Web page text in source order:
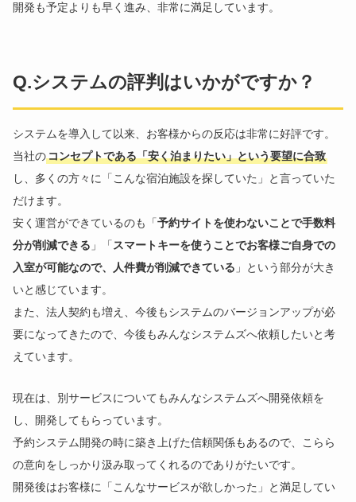
開発も予定よりも早く進み、非常に満足しています。
Q.システムの評判はいかがですか？
システムを導入して以来、お客様からの反応は非常に好評です。
当社のコンセプトである「安く泊まりたい」という要望に合致
し、多くの方々に「こんな宿泊施設を探していた」と言っていた
だけます。
安く運営ができているのも「予約サイトを使わないことで手数料
分が削減できる 」「 スマートキーを使うことでお客様ご自身での
入室が可能なので、人件費が削減できている 」という部分が大き
いと感じています。
また、法人契約も増え、今後もシステムのバージョンアップが必
要になってきたので、今後もみんなシステムズへ依頼したいと考
えています。
現在は、別サービスについてもみんなシステムズへ開発依頼を
し、開発してもらっています。
予約システム開発の時に築き上げた信頼関係もあるので、こらら
の意向をしっかり汲み取ってくれるのでありがたいです。
開発後はお客様に「こんなサービスが欲しかった」と満足してい